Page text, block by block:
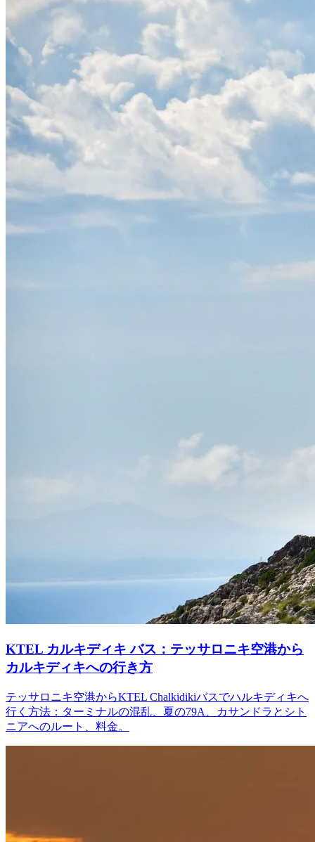
KTEL カルキディキ バス：テッサロニキ空港から
カルキディキへの行き方
テッサロニキ空港からKTEL Chalkidikiバスでハルキディキへ
行く方法：ターミナルの混乱、夏の79A、カサンドラとシト
ニアへのルート、料金。